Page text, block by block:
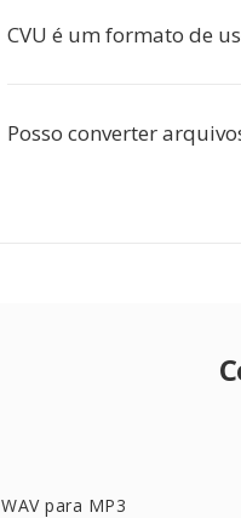
CVU é um formato de
Posso converter
WAV para MP3